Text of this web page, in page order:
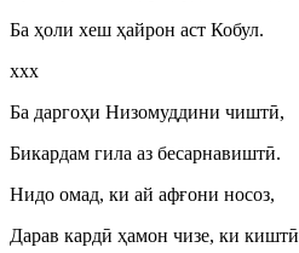
Ба ҳоли хеш ҳайрон аст Кобул.
ххх
Ба даргоҳи Низомуддини чиштӣ,
Бикардам гила аз бесарнавиштӣ.
Нидо омад, ки ай афғони носоз,
Дарав кардӣ ҳамон чизе, ки киштӣ